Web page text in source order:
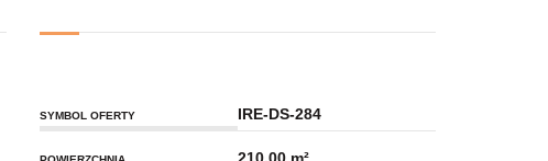
SYMBOL OFERTY IRE-DS-284